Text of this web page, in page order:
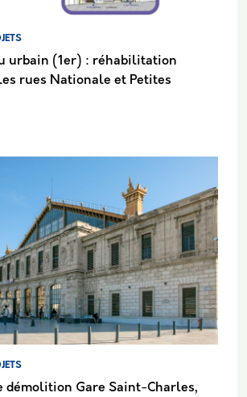
urbain (1er) : réhabilitation
rues Nationale et Petites
démolition Gare Saint-Charles,